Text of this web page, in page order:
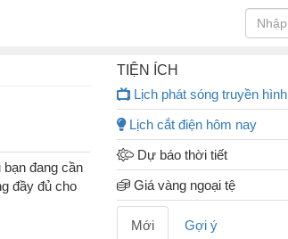
đang cần
đầy đủ cho
TIỆN ÍCH
Lịch phát sóng truyền hình
Lịch cắt điện hôm nay
Dự báo thời tiết
Giá vàng ngoại tệ
Mới Gợi ý